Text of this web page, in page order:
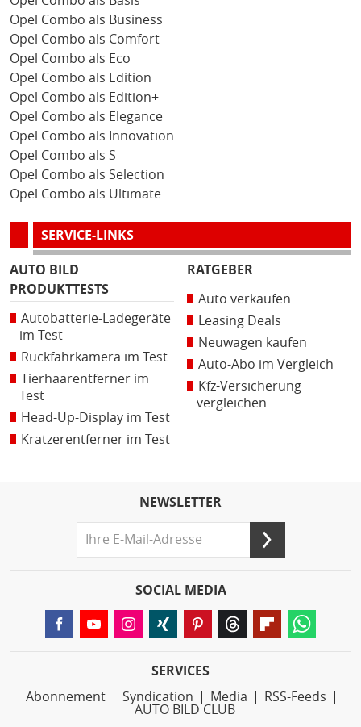
Opel Combo als Business
Opel Combo als Comfort
Opel Combo als Eco
Opel Combo als Edition
Opel Combo als Edition+
Opel Combo als Elegance
Opel Combo als Innovation
Opel Combo als S
Opel Combo als Selection
Opel Combo als Ultimate
SERVICE-LINKS
AUTO BILD
PRODUKTTESTS
Autobatterie-Ladegeräte
im Test
Rückfahrkamera im Test
Tierhaarentferner im
Test
Head-Up-Display im Test
Kratzerentferner im Test
RATGEBER
Auto verkaufen
Leasing Deals
Neuwagen kaufen
Auto-Abo im Vergleich
Kfz-Versicherung
vergleichen
NEWSLETTER
SOCIAL MEDIA
SERVICES
Abonnement
Syndication Media
RSS-Feeds
AUTO BILD CLUB